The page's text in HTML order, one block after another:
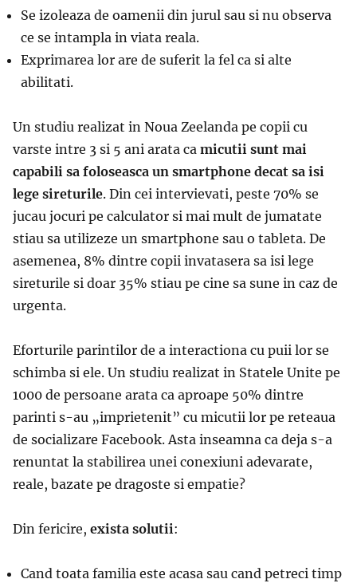
Se izoleaza de oamenii din jurul sau si nu observa
ce se intampla in viata reala.
Exprimarea lor are de suferit la fel ca si alte
abilitati.
Un studiu realizat in Noua Zeelanda pe copii cu
varste intre 3 si 5 ani arata ca micutii sunt mai
capabili sa foloseasca un smartphone decat sa isi
lege sireturile. Din cei intervievati, peste 70% se
jucau jocuri pe calculator si mai mult de jumatate
stiau sa utilizeze un smartphone sau o tableta. De
asemenea, 8% dintre copii invatasera sa isi lege
sireturile si doar 35% stiau pe cine sa sune in caz de
urgenta.
Eforturile parintilor de a interactiona cu puii lor se
schimba si ele. Un studiu realizat in Statele Unite pe
1000 de persoane arata ca aproape 50% dintre
parinti s-au „imprietenit” cu micutii lor pe reteaua
de socializare Facebook. Asta inseamna ca deja s-a
renuntat la stabilirea unei conexiuni adevarate,
reale, bazate pe dragoste si empatie?
Din fericire, exista solutii:
Cand toata familia este acasa sau cand petreci timp